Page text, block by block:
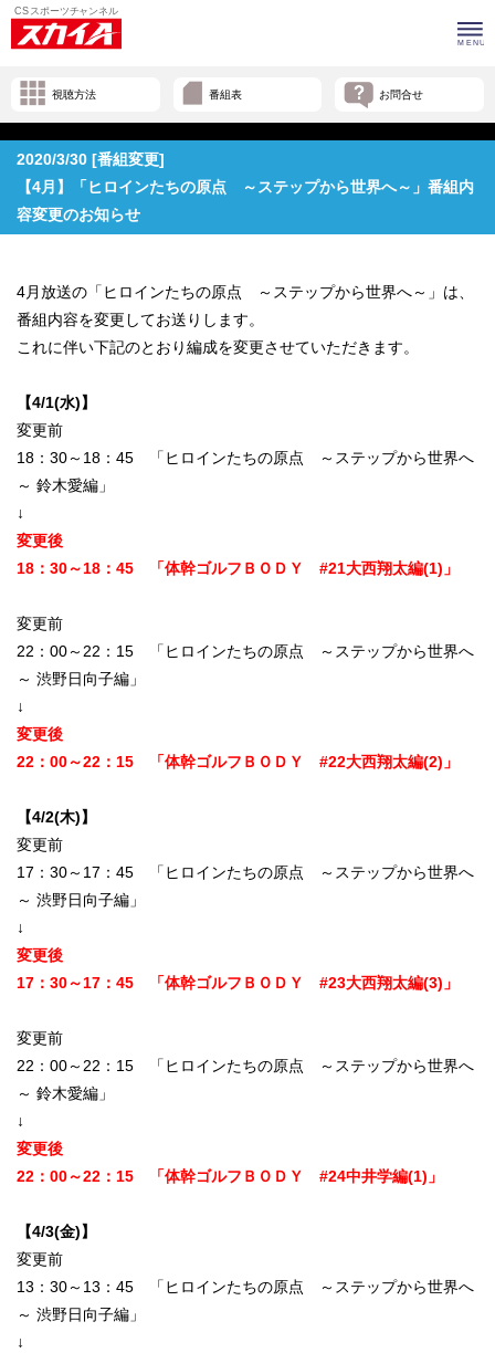
視聴方法 番組表 お問合せ
2020/3/30 [番組変更]
【4月】「ヒロインたちの原点 ～ステップから世界へ～」番組内
容変更のお知らせ
4月放送の「ヒロインたちの原点 ～ステップから世界へ～」は、
番組内容を変更してお送りします。
これに伴い下記のとおり編成を変更させていただきます。
【4/1(水)】
変更前
18：30～18：45 「ヒロインたちの原点 ～ステップから世界へ
～ 鈴木愛編」
↓
変更後
18：30～18：45 「体幹ゴルフＢＯＤＹ #21大西翔太編(1)」
変更前
22：00～22：15 「ヒロインたちの原点 ～ステップから世界へ
～ 渋野日向子編」
↓
変更後
22：00～22：15 「体幹ゴルフＢＯＤＹ #22大西翔太編(2)」
【4/2(木)】
変更前
17：30～17：45 「ヒロインたちの原点 ～ステップから世界へ
～ 渋野日向子編」
↓
変更後
17：30～17：45 「体幹ゴルフＢＯＤＹ #23大西翔太編(3)」
変更前
22：00～22：15 「ヒロインたちの原点 ～ステップから世界へ
～ 鈴木愛編」
↓
変更後
22：00～22：15 「体幹ゴルフＢＯＤＹ #24中井学編(1)」
【4/3(金)】
変更前
13：30～13：45 「ヒロインたちの原点 ～ステップから世界へ
～ 渋野日向子編」
↓